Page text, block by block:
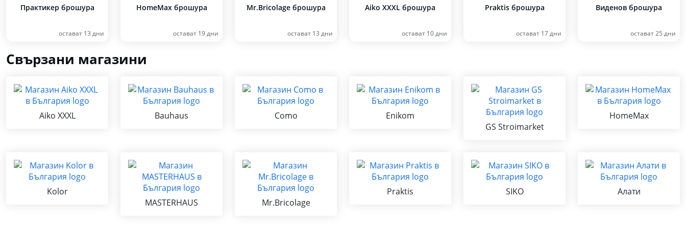
Практикер брошура
остават 13 дни
HomeMax брошура
остават 19 дни
Mr.Bricolage брошура
остават 13 дни
Aiko XXXL брошура
остават 10 дни
Praktis брошура
остават 17 дни
Виденов брошура
остават 25 дни
Свързани магазини
Aiko XXXL Bauhaus Como
Enikom
GS Stroimarket
HomeMax
Kolor
MASTERHAUS
Mr.Bricolage
Praktis SIKO Алати